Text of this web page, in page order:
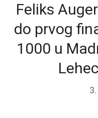
Feliks
do prvog
1000 u